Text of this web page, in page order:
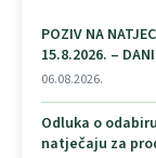
POZIV NA
15.8.2026. –
06.08.2026.
Odluka o
natječaju za